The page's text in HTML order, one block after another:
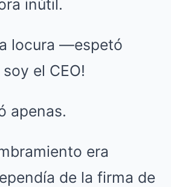
inútil.
locura —espetó
el CEO!
apenas.
era
de la firma de